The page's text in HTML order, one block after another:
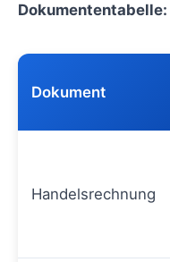
Dokument
Handelsrechnung